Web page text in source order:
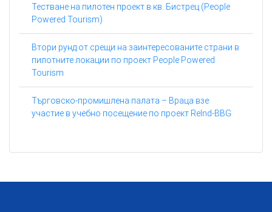
Тестване на пилотен проект в кв. Бистрец (People
Powered Tourism)
Втори рунд от срещи на заинтересованите страни в
пилотните локации по проект People Powered
Tourism
Търговско-промишлена палата – Враца взе
участие в учебно посещение по проект ReInd-BBG